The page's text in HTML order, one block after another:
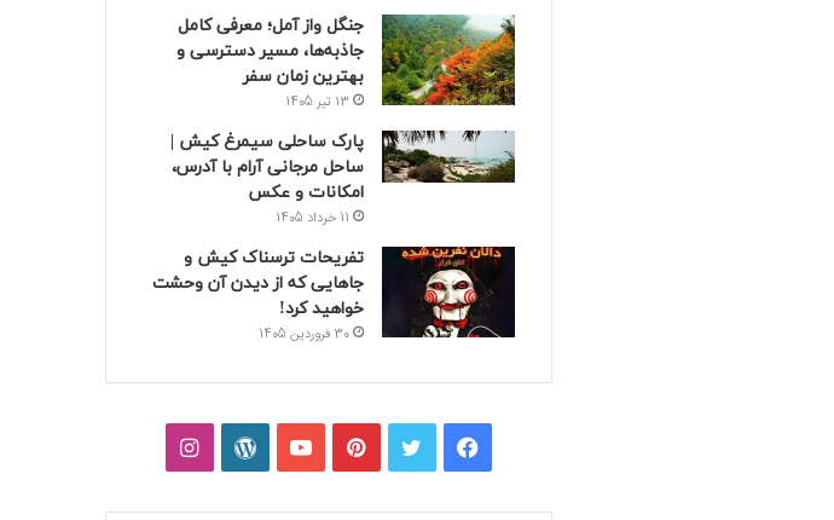
جنگل واز آمل؛ معرفی کامل
جاذبه‌ها، مسیر دسترسی و
بهترین زمان سفر
13 تیر 1405
پارک ساحلی سیمرغ کیش |
ساحل مرجانی آرام با آدرس،
امکانات و عکس
11 خرداد 1405
تفریحات ترسناک کیش و
جاهایی که از دیدن آن وحشت
خواهید کرد!
30 فروردین 1405
فیسبوکتوییترپینتریستیوتیوبوردپرساینستاگرام